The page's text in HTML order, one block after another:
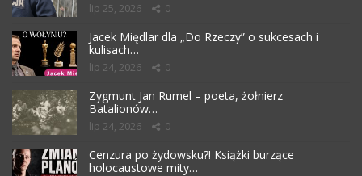
lip 25, 2026 0
Jacek Międlar dla „Do Rzeczy” o sukcesach i
kulisach…
lip 24, 2026 0
Zygmunt Jan Rumel – poeta, żołnierz
Batalionów…
lip 24, 2026 0
Cenzura po żydowsku?! Książki burzące
holocaustowe mity…